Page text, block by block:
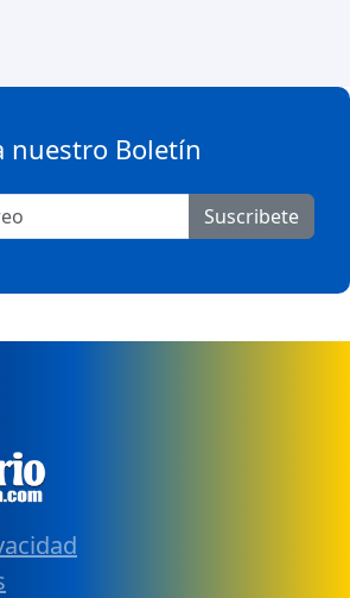
nuestro Boletín
Suscribete